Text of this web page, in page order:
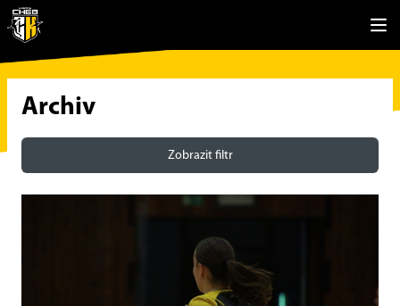
Archiv
Zobrazit filtr